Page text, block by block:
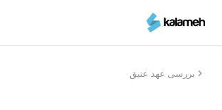
محتوای
بررسی عهد عتیق